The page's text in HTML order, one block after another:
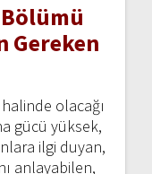
Gereken
olacağı
gücü yüksek,
ilgi duyan,
anlayabilen,